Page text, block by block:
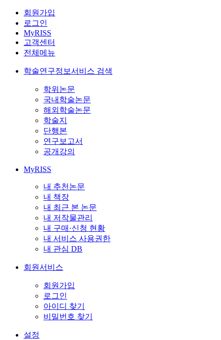
회원가입
로그인
MyRISS
고객센터
전체메뉴
학술연구정보서비스 검색
학위논문
국내학술논문
해외학술논문
학술지
단행본
연구보고서
공개강의
MyRISS
내 추천논문
내 책장
내 최근 본 논문
내 저작물관리
내 구매·신청 현황
내 서비스 사용권한
내 관심 DB
회원서비스
회원가입
로그인
아이디 찾기
비밀번호 찾기
설정